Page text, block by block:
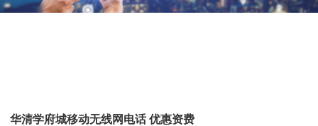
华清学府城移动无线网电话 优惠资费